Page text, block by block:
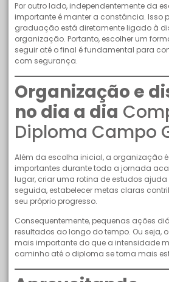
Por outro lado, independentemente da
importante é manter a constância. Isso
graduação está diretamente ligado à
organização. Portanto, escolher um
seguir até o final é fundamental para
com segurança.
Organização e
no dia a dia
Diploma Campo
Além da escolha inicial, a organização
importantes durante toda a jornada
lugar, criar uma rotina de estudos ajuda
seguida, estabelecer metas claras
seu próprio progresso.
Consequentemente, pequenas ações
resultados ao longo do tempo. Ou seja,
mais importante do que a intensidade
caminho até o diploma se torna mais